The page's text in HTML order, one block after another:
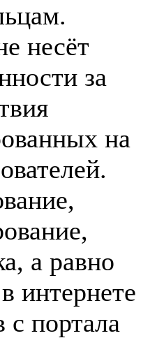
несёт
за
на
а равно
интернете
с портала